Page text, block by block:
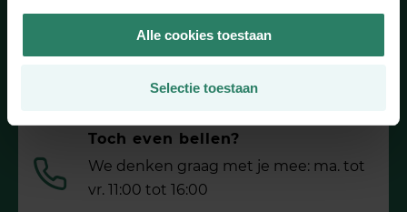
Alle cookies toestaan
Selectie toestaan
Heb je een vraag?
Wij hebben het antwoord
Toch even bellen?
We denken graag met je mee: ma. tot
vr. 11:00 tot 16:00